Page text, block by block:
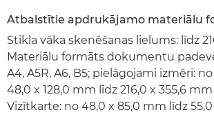
Atbalstītie apdrukājamo materiālu
Stikla vāka skenēšanas lielums: līdz
Materiālu formāts dokumentu
A4, A5R, A6, B5; pielāgojami izmēri: no
48,0 x 128,0 mm līdz 216,0 x 355,6 mm
Vizītkarte: no 48,0 x 85,0 mm līdz